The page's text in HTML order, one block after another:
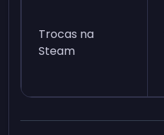
Trocas na
Steam